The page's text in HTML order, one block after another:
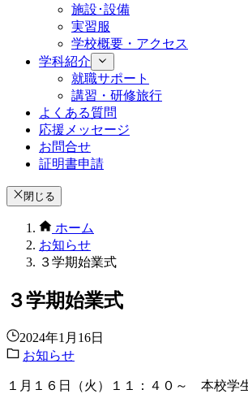
施設･設備
実習服
学校概要・アクセス
学科紹介
就職サポート
講習・研修旅行
よくある質問
応援メッセージ
お問合せ
証明書申請
閉じる
ホーム
お知らせ
３学期始業式
３学期始業式
2024年1月16日
お知らせ
１月１６日（火）１１：４０～ 本校学